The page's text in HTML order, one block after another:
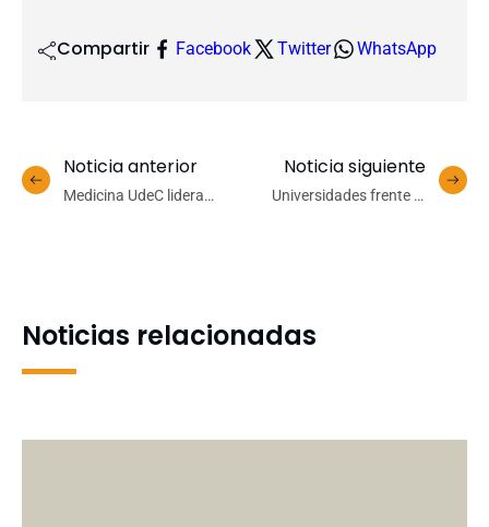
Compartir Facebook Twitter WhatsApp
Noticia anterior
Medicina UdeC lidera
Noticia siguiente
Universidades frente al
Noticias relacionadas